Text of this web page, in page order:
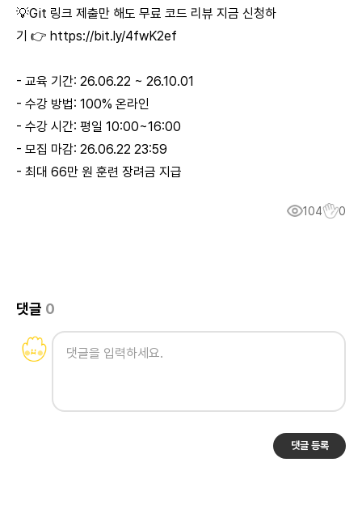
💡Git 링크 제출만 해도 무료 코드 리뷰 지금 신청하
기 👉 https://bit.ly/4fwK2ef
- 교육 기간: 26.06.22 ~ 26.10.01
- 수강 방법: 100% 온라인
- 수강 시간: 평일 10:00~16:00
- 모집 마감: 26.06.22 23:59
- 최대 66만 원 훈련 장려금 지급
104 0
댓글 0
댓글 등록